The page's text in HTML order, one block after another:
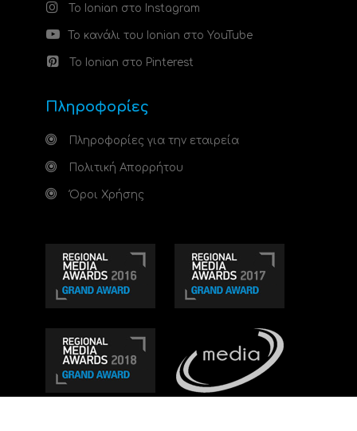
Το Ionian στο Instagram
Το κανάλι του Ionian στο YouTube
Το Ionian στο Pinterest
Πληροφορίες
Πληροφορίες για την εταιρεία
Πολιτική Απορρήτου
Όροι Χρήσης